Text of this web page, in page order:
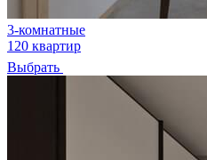
3-комнатные
120 квартир
Выбрать